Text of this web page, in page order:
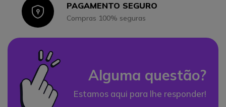
IconPAGAMENTO SEGURO
Compras 100% seguras
Alguma questão?
Estamos aqui para lhe responder!